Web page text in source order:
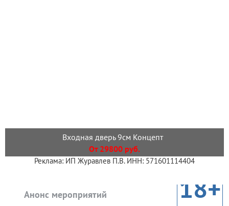
Входная дверь 9см Концепт
От 29800 руб.
Реклама: ИП Журавлев П.В. ИНН: 571601114404
Анонс мероприятий 18+